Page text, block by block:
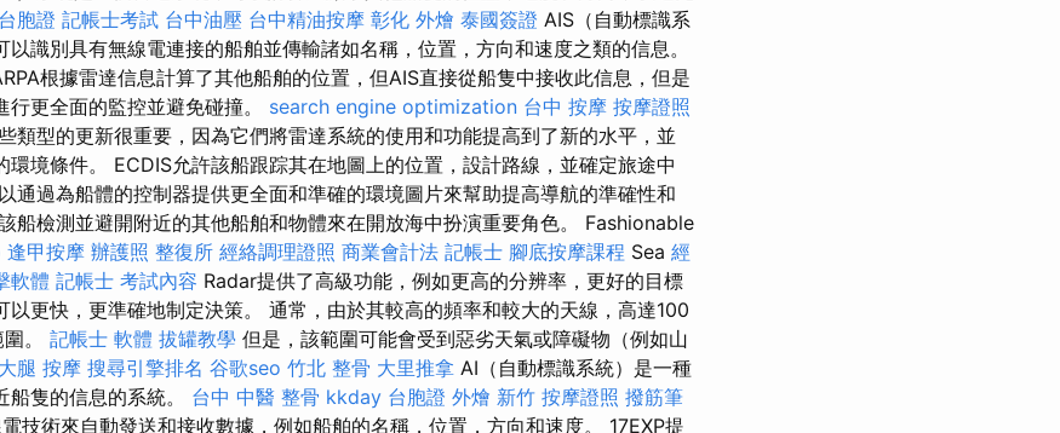
胞證 記帳士考試 台中油壓 台中精油按摩 彰化 外燴 泰國簽證 AIS（自動標識系
識別具有無線電連接的船舶並傳輸諸如名稱，位置，方向和速度之類的信息。
根據雷達信息計算了其他船舶的位置，但AIS直接從船隻中接收此信息，但是
更全面的監控並避免碰撞。 search engine optimization 台中 按摩 按摩證照
類型的更新很重要，因為它們將雷達系統的使用和功能提高到了新的水平，並
環境條件。 ECDIS允許該船跟踪其在地圖上的位置，設計路線，並確定旅途中
通過為船體的控制器提供更全面和準確的環境圖片來幫助提高導航的準確性和
船檢測並避開附近的其他船舶和物體來在開放海中扮演重要角色。 Fashionable
逢甲按摩 辦護照 整復所 經絡調理證照 商業會計法 記帳士 腳底按摩課程 Sea 經
軟體 記帳士 考試內容 Radar提供了高級功能，例如更高的分辨率，更好的目標
以更快，更準確地制定決策。 通常，由於其較高的頻率和較大的天線，高達100
。 記帳士 軟體 拔罐教學 但是，該範圍可能會受到惡劣天氣或障礙物（例如山
大腿 按摩 搜尋引擎排名 谷歌seo 竹北 整骨 大里推拿 AI（自動標識系統）是一種
船隻的信息的系統。 台中 中醫 整骨 kkday 台胞證 外燴 新竹 按摩證照 撥筋筆
技術來自動發送和接收數據，例如船舶的名稱，位置，方向和速度。 17EXP提